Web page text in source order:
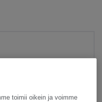
toimii oikein ja voimme